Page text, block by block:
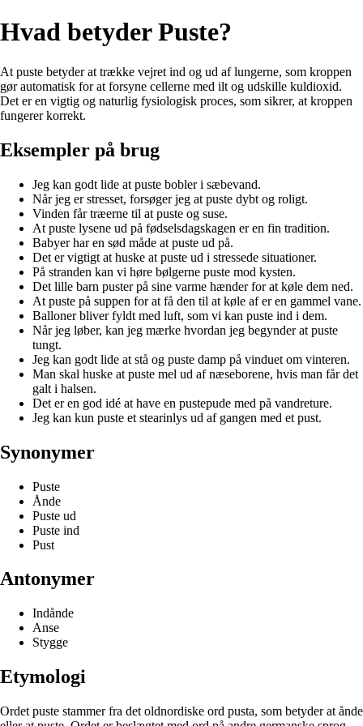
Hvad betyder Puste?
At puste betyder at trække vejret ind og ud af lungerne, som kroppen
gør automatisk for at forsyne cellerne med ilt og udskille kuldioxid.
Det er en vigtig og naturlig fysiologisk proces, som sikrer, at kroppen
fungerer korrekt.
Eksempler på brug
Jeg kan godt lide at puste bobler i sæbevand.
Når jeg er stresset, forsøger jeg at puste dybt og roligt.
Vinden får træerne til at puste og suse.
At puste lysene ud på fødselsdagskagen er en fin tradition.
Babyer har en sød måde at puste ud på.
Det er vigtigt at huske at puste ud i stressede situationer.
På stranden kan vi høre bølgerne puste mod kysten.
Det lille barn puster på sine varme hænder for at køle dem ned.
At puste på suppen for at få den til at køle af er en gammel vane.
Balloner bliver fyldt med luft, som vi kan puste ind i dem.
Når jeg løber, kan jeg mærke hvordan jeg begynder at puste
tungt.
Jeg kan godt lide at stå og puste damp på vinduet om vinteren.
Man skal huske at puste mel ud af næseborene, hvis man får det
galt i halsen.
Det er en god idé at have en pustepude med på vandreture.
Jeg kan kun puste et stearinlys ud af gangen med et pust.
Synonymer
Puste
Ånde
Puste ud
Puste ind
Pust
Antonymer
Indånde
Anse
Stygge
Etymologi
Ordet puste stammer fra det oldnordiske ord pusta, som betyder at ånde